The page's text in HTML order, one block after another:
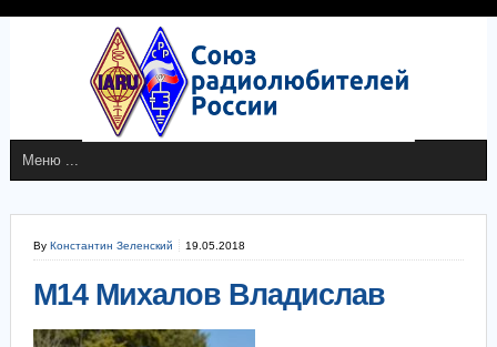
By Константин Зеленский 19.05.2018
М14 Михалов Владислав